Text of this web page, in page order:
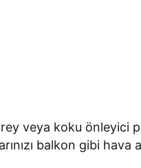
veya koku önleyici
balkon gibi hava